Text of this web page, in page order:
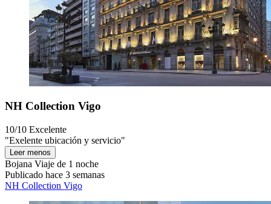
NH Collection Vigo
10/10 Excelente
"Exelente ubicación y servicio"
Leer menos
Bojana Viaje de 1 noche
Publicado hace 3 semanas
NH Collection Vigo